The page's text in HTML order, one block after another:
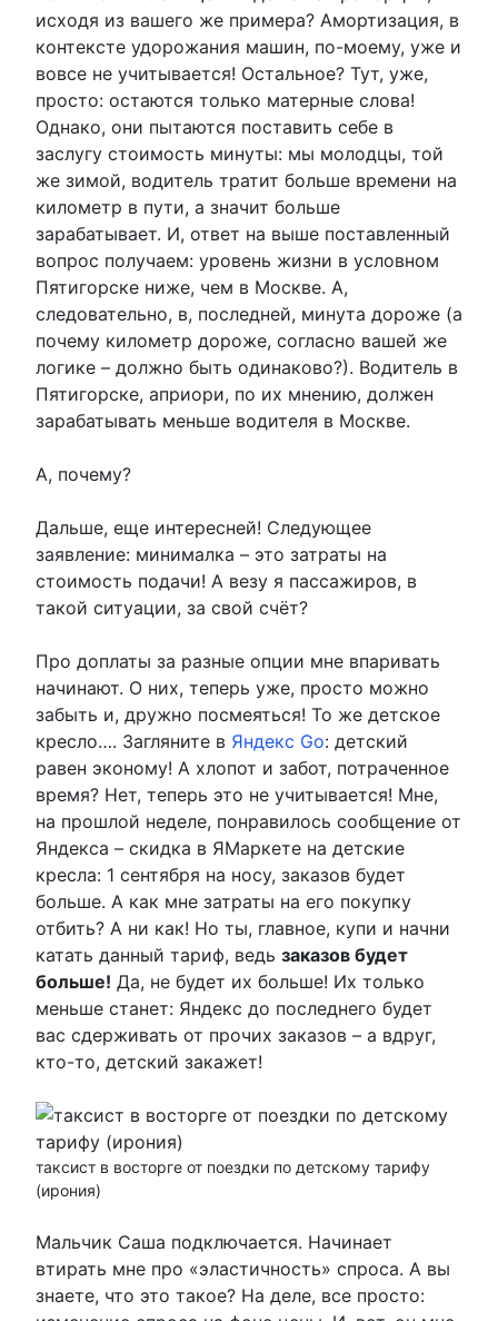
исходя из вашего же примера? Амортизация, в
контексте удорожания машин, по-моему, уже и
вовсе не учитывается! Остальное? Тут, уже,
просто: остаются только матерные слова!
Однако, они пытаются поставить себе в
заслугу стоимость минуты: мы молодцы, той
же зимой, водитель тратит больше времени на
километр в пути, а значит больше
зарабатывает. И, ответ на выше поставленный
вопрос получаем: уровень жизни в условном
Пятигорске ниже, чем в Москве. А,
следовательно, в, последней, минута дороже (а
почему километр дороже, согласно вашей же
логике – должно быть одинаково?). Водитель в
Пятигорске, априори, по их мнению, должен
зарабатывать меньше водителя в Москве.
А, почему?
Дальше, еще интересней! Следующее
заявление: минималка – это затраты на
стоимость подачи! А везу я пассажиров, в
такой ситуации, за свой счёт?
Про доплаты за разные опции мне впаривать
начинают. О них, теперь уже, просто можно
забыть и, дружно посмеяться! То же детское
кресло…. Загляните в Яндекс Go: детский
равен эконому! А хлопот и забот, потраченное
время? Нет, теперь это не учитывается! Мне,
на прошлой неделе, понравилось сообщение от
Яндекса – скидка в ЯМаркете на детские
кресла: 1 сентября на носу, заказов будет
больше. А как мне затраты на его покупку
отбить? А ни как! Но ты, главное, купи и начни
катать данный тариф, ведь заказов будет
больше! Да, не будет их больше! Их только
меньше станет: Яндекс до последнего будет
вас сдерживать от прочих заказов – а вдруг,
кто-то, детский закажет!
таксист в восторге от поездки по детскому тарифу
(ирония)
Мальчик Саша подключается. Начинает
втирать мне про «эластичность» спроса. А вы
знаете, что это такое? На деле, все просто: